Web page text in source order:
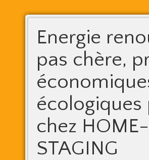
Energie
pas chère,
écologiques
chez
STAGING